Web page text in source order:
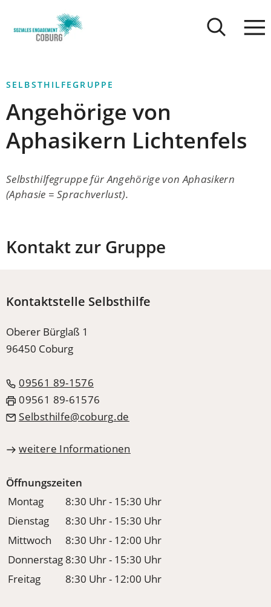
INHALT ANSPRINGEN
Coburg
SELBSTHILFEGRUPPE
Angehörige von
Aphasikern Lichtenfels
Selbsthilfegruppe für Angehörige von Aphasikern
(Aphasie = Sprachverlust).
Kontakt zur Gruppe
Kontaktstelle Selbsthilfe
Oberer Bürglaß 1
96450 Coburg
09561 89-1576
09561 89-61576
Selbsthilfe
coburg de
weitere Informationen
Öffnungszeiten
Montag
8:30 Uhr - 15:30 Uhr
Dienstag
8:30 Uhr - 15:30 Uhr
Mittwoch
8:30 Uhr - 12:00 Uhr
Donnerstag 8:30 Uhr - 15:30 Uhr
Freitag
8:30 Uhr - 12:00 Uhr